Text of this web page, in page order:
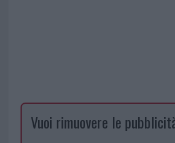
Vuoi rimuovere le